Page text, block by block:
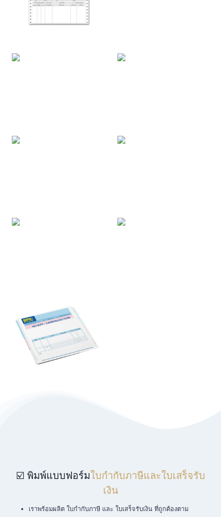
☑️ พิมพ์แบบฟอร์มใบกำกับภาษีและใบเสร็จรับ
เงิน
เราพร้อมผลิต ใบกำกับภาษี และ ใบเสร็จรับเงิน ที่ถูกต้องตาม